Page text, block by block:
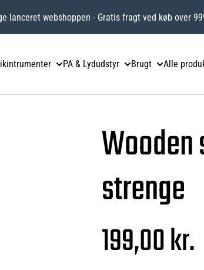
lanceret webshoppen - Gratis fragt ved køb over
PA & Lydudstyr Brugt Alle
Wooden
strenge
199,00 kr.